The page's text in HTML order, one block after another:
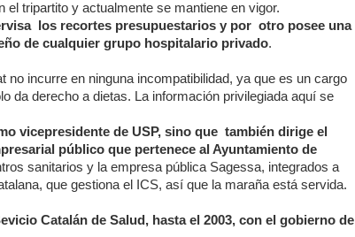
el tripartito y actualmente se mantiene en vigor.
los recortes presupuestarios y por otro posee una
de cualquier grupo hospitalario privado.
no incurre en ninguna incompatibilidad, ya que es un cargo
da derecho a dietas. La información privilegiada aquí se
vicepresidente de USP, sino que también dirige el
público que pertenece al Ayuntamiento de
sanitarios y la empresa pública Sagessa, integrados a
que gestiona el ICS, así que la maraña está servida.
Catalán de Salud, hasta el 2003, con el gobierno de